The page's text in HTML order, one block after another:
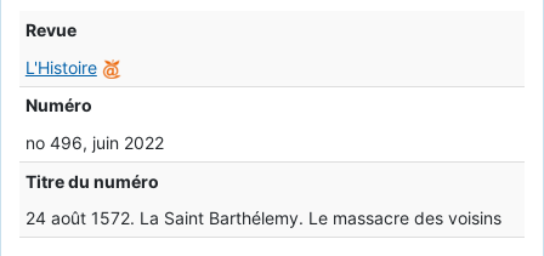
Revue
L'Histoire
Numéro
no 496, juin 2022
Titre du numéro
24 août 1572. La Saint Barthélemy. Le massacre des voisins